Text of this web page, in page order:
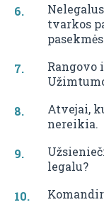
tvarkos
Rangovo
Atvejai,
nereikia.
legalu?